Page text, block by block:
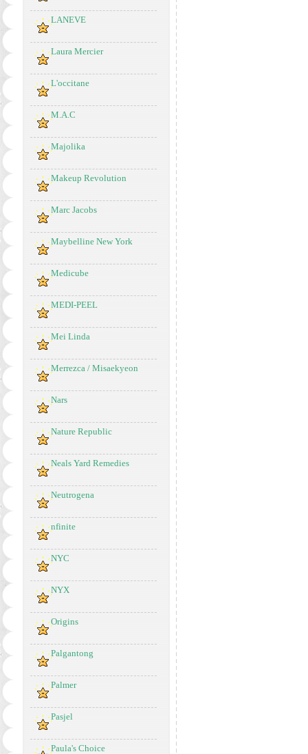
LANEVE
Laura Mercier
L'occitane
M.A.C
Majolika
Makeup Revolution
Marc Jacobs
Maybelline New York
Medicube
MEDI-PEEL
Mei Linda
Merrezca / Misaekyeon
Nars
Nature Republic
Neals Yard Remedies
Neutrogena
nfinite
NYC
NYX
Origins
Palgantong
Palmer
Pasjel
Paula's Choice